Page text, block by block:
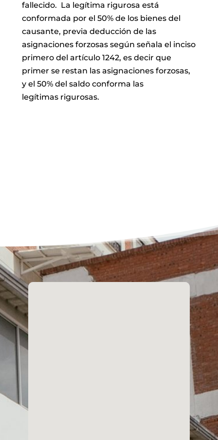
fallecido. La legítima rigurosa está
conformada por el 50% de los bienes del
causante, previa deducción de las
asignaciones forzosas según señala el inciso
primero del artículo 1242, es decir que
primer se restan las asignaciones forzosas,
y el 50% del saldo conforma las
legítimas rigurosas.